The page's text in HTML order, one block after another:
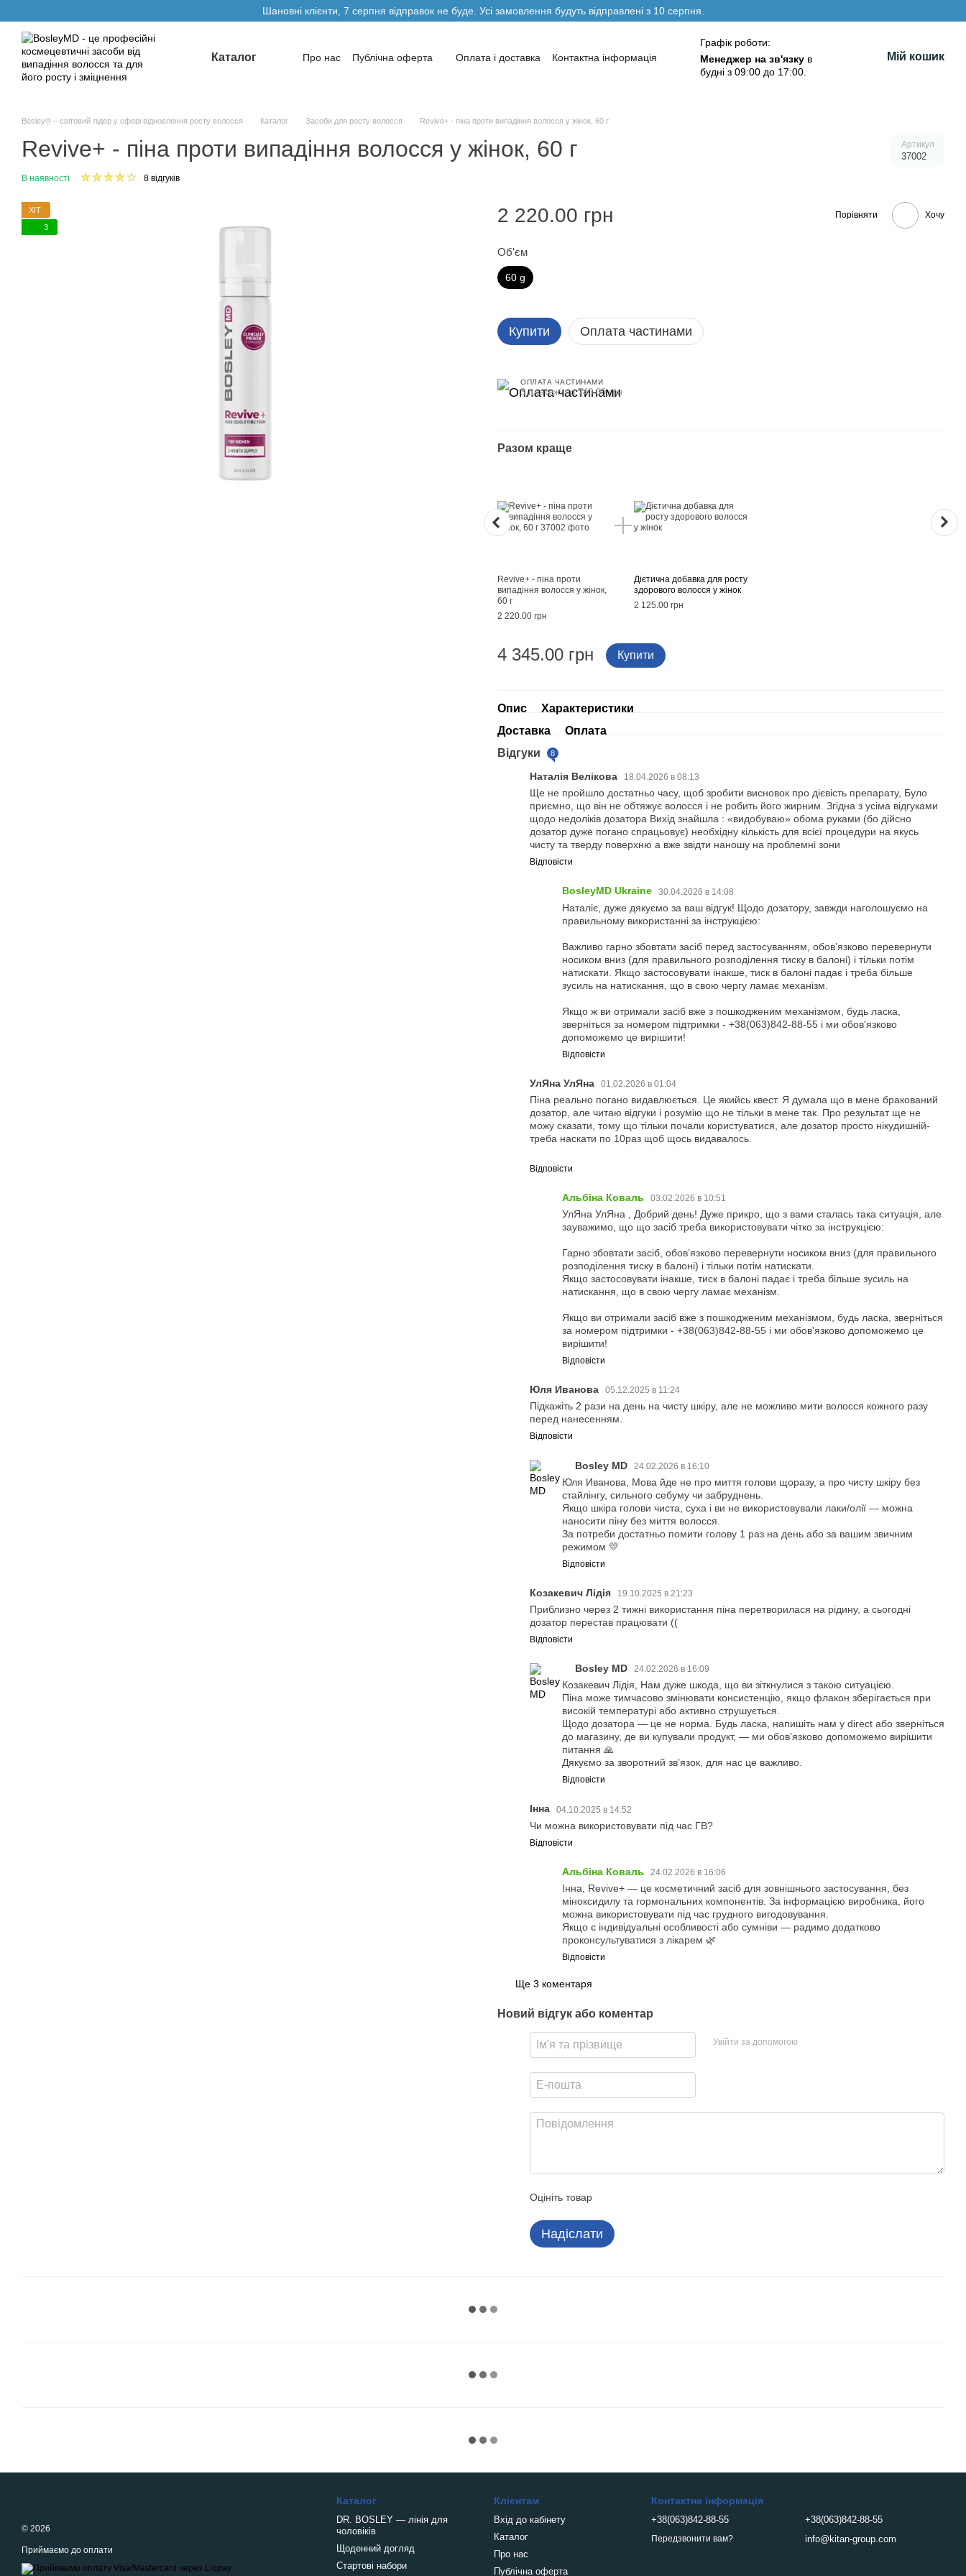
Шановні клієнти, 7 серпня відправок не буде. Усі замовлення будуть відправлені з 10 серпня.
Каталог Про нас Публічна оферта Оплата і доставка
Контактна інформація
Графік роботи:
Менеджер на зв'язку в
будні з 09:00 до 17:00.
Мій кошик
Bosley® – світовий лідер у сфері відновлення росту волосся Каталог Засоби для росту волосся Revive+ - піна проти випадіння волосся у жінок, 60 г
Revive+ - піна проти випадіння волосся у жінок, 60 г Артикул
37002
В наявності 8 відгуків
ХІТ
3
2 220.00 грн Порівняти Хочу
Об'єм
60 g
Купити Оплата частинами
ОПЛАТА ЧАСТИНАМИ
3 платежі по 740.00 грн
Разом краще
Revive+ - піна проти
випадіння волосся у жінок,
60 г
2 220.00 грн
Дієтична добавка для росту
здорового волосся у жінок
2 125.00 грн
4 345.00 грн Купити
Опис
Характеристики
Доставка
Оплата
Відгуки
8
Наталія Велікова 18.04.2026 в 08:13
Ще не пройшло достатньо часу, щоб зробити висновок про дієвість препарату, Було
приємно, що він не обтяжує волосся і не робить його жирним. Згідна з усіма відгуками
щодо недоліків дозатора Вихід знайшла : «видобуваю» обома руками (бо дійсно
дозатор дуже погано спрацьовує) необхідну кількість для всієї процедури на якусь
чисту та тверду поверхню а вже звідти наношу на проблемні зони
Відповісти
BosleyMD Ukraine 30.04.2026 в 14:08
Наталіє, дуже дякуємо за ваш відгук! Щодо дозатору, завжди наголошуємо на
правильному використанні за інструкцією:
Важливо гарно збовтати засіб перед застосуванням, обовʼязково перевернути
носиком вниз (для правильного розподілення тиску в балоні) і тільки потім
натискати. Якщо застосовувати інакше, тиск в балоні падає і треба більше
зусиль на натискання, що в свою чергу ламає механізм.
Якщо ж ви отримали засіб вже з пошкодженим механізмом, будь ласка,
зверніться за номером підтримки - +38(063)842-88-55 і ми обов'язково
допоможемо це вирішити!
Відповісти
УлЯна УлЯна 01.02.2026 в 01:04
Піна реально погано видавлюється. Це якийсь квест. Я думала що в мене бракований
дозатор, але читаю відгуки і розумію що не тільки в мене так. Про результат ще не
можу сказати, тому що тільки почали користуватися, але дозатор просто нікудишній-
треба наскати по 10раз щоб щось видавалось.
Відповісти
Альбіна Коваль 03.02.2026 в 10:51
УлЯна УлЯна , Добрий день! Дуже прикро, що з вами сталась така ситуація, але
зауважимо, що що засіб треба використовувати чітко за інструкцією:
Гарно збовтати засіб, обовʼязково перевернути носиком вниз (для правильного
розподілення тиску в балоні) і тільки потім натискати.
Якщо застосовувати інакше, тиск в балоні падає і треба більше зусиль на
натискання, що в свою чергу ламає механізм.
Якщо ви отримали засіб вже з пошкодженим механізмом, будь ласка, зверніться
за номером підтримки - +38(063)842-88-55 і ми обов'язково допоможемо це
вирішити!
Відповісти
Юля Иванова 05.12.2025 в 11:24
Підкажіть 2 рази на день на чисту шкіру, але не можливо мити волосся кожного разу
перед нанесенням.
Відповісти
Bosley MD 24.02.2026 в 16:10
Юля Иванова, Мова йде не про миття голови щоразу, а про чисту шкіру без
стайлінгу, сильного себуму чи забруднень.
Якщо шкіра голови чиста, суха і ви не використовували лаки/олії — можна
наносити піну без миття волосся.
За потреби достатньо помити голову 1 раз на день або за вашим звичним
режимом 💛
Відповісти
Козакевич Лідія 19.10.2025 в 21:23
Приблизно через 2 тижні використання піна перетворилася на рідину, а сьогодні
дозатор перестав працювати ((
Відповісти
Bosley MD 24.02.2026 в 16:09
Козакевич Лідія, Нам дуже шкода, що ви зіткнулися з такою ситуацією.
Піна може тимчасово змінювати консистенцію, якщо флакон зберігається при
високій температурі або активно струшується.
Щодо дозатора — це не норма. Будь ласка, напишіть нам у direct або зверніться
до магазину, де ви купували продукт, — ми обовʼязково допоможемо вирішити
питання 🙏
Дякуємо за зворотний звʼязок, для нас це важливо.
Відповісти
Інна 04.10.2025 в 14:52
Чи можна використовувати під час ГВ?
Відповісти
Альбіна Коваль 24.02.2026 в 16:06
Інна, Revive+ — це косметичний засіб для зовнішнього застосування, без
міноксидилу та гормональних компонентів. За інформацією виробника, його
можна використовувати під час грудного вигодовування.
Якщо є індивідуальні особливості або сумніви — радимо додатково
проконсультуватися з лікарем 🌿
Відповісти
Ще 3 коментаря
Новий відгук або коментар
Увійти за допомогою
Оцініть товар
Надіслати
© 2026
Приймаємо до оплати
Каталог
DR. BOSLEY — лінія для
чоловіків
Щоденний догляд
Стартові набори
Клієнтам
Вхід до кабінету
Каталог
Про нас
Публічна оферта
Контактна інформація
+38(063)842-88-55
Передзвонити вам?
+38(063)842-88-55
info@kitan-group.com